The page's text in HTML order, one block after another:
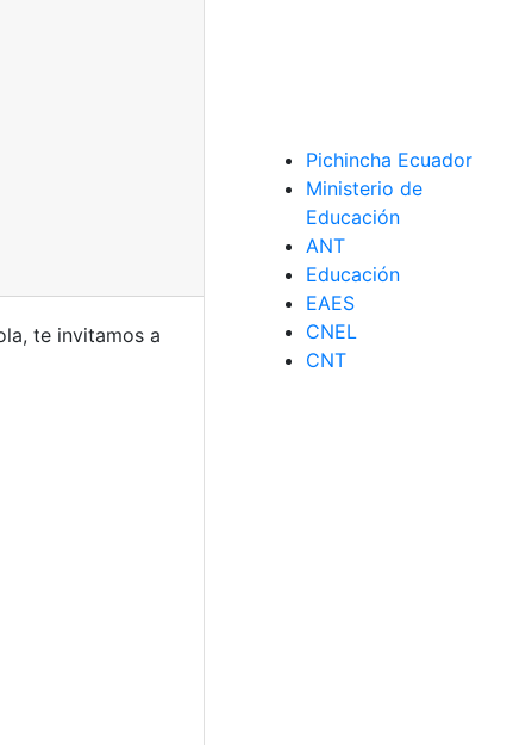
te invitamos a
Pichincha Ecuador
Ministerio de
Educación
ANT
Educación
EAES
CNEL
CNT